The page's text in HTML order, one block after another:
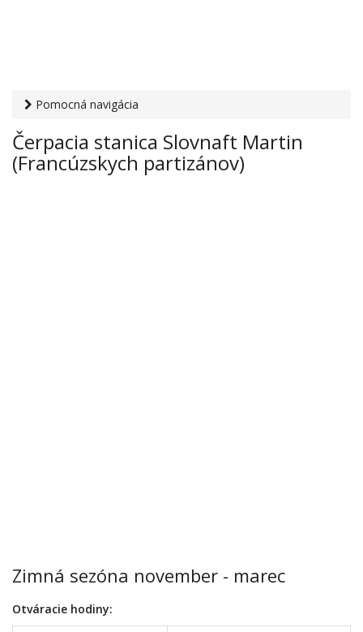
Pomocná navigácia
Čerpacia stanica Slovnaft Martin (Francúzskych partizánov)
Čerpacia stanica Slovnaft Martin
(Francúzskych partizánov)
Zimná sezóna november - marec
Otváracie hodiny: